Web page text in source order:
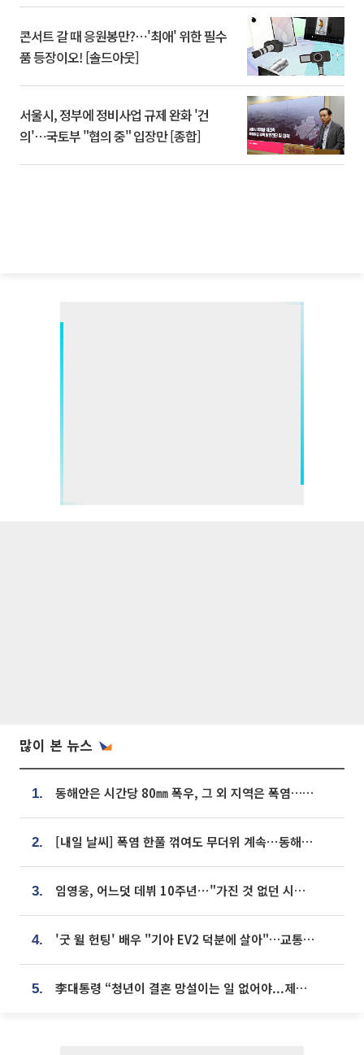
콘서트 갈 때 응원봉만?⋯'최애' 위한 필수
품 등장이오! [솔드아웃]
서울시, 정부에 정비사업 규제 완화 '건
의'⋯국토부 "협의 중" 입장만 [종합]
많이 본 뉴스
1. 동해안은 시간당 80㎜ 폭우, 그 외 지역은 폭염…‘극과 극 날씨’
2. [내일 날씨] 폭염 한풀 꺾여도 무더위 계속⋯동해안 이틀 연속 비
3. 임영웅, 어느덧 데뷔 10주년⋯"가진 것 없던 시절, 내 앞엔 20명의 팬뿐"
4. '굿 윌 헌팅' 배우 "기아 EV2 덕분에 살아"…교통사고 후 안전성 극찬
5. 李대통령 “청년이 결혼 망설이는 일 없어야...제도상 불이익 조사”